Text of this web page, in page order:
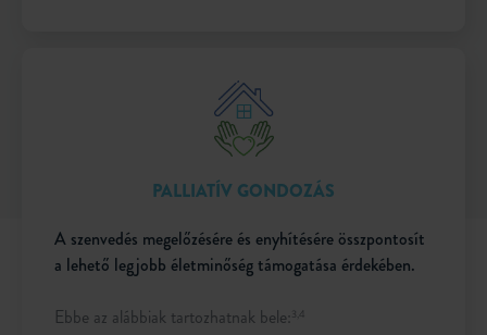
PALLIATÍV GONDOZÁS
A szenvedés megelőzésére és enyhítésére összpontosít
a lehető legjobb életminőség támogatása érdekében.
Ebbe az alábbiak tartozhatnak bele: 3,4